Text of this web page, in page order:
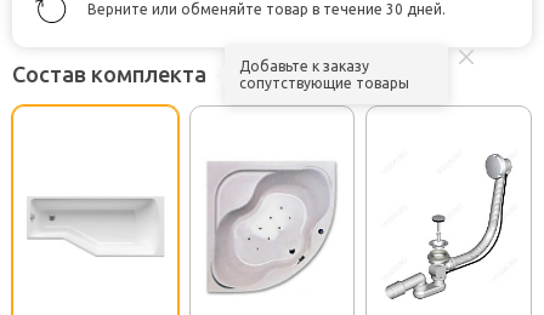
Верните или обменяйте товар в течение 30 дней.
Состав комплекта
Добавьте к заказу
сопутствующие товары